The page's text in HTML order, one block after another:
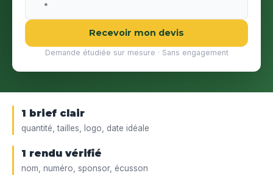
*
Recevoir mon devis
Demande étudiée sur mesure · Sans engagement
1 brief clair
quantité, tailles, logo, date idéale
1 rendu vérifié
nom, numéro, sponsor, écusson